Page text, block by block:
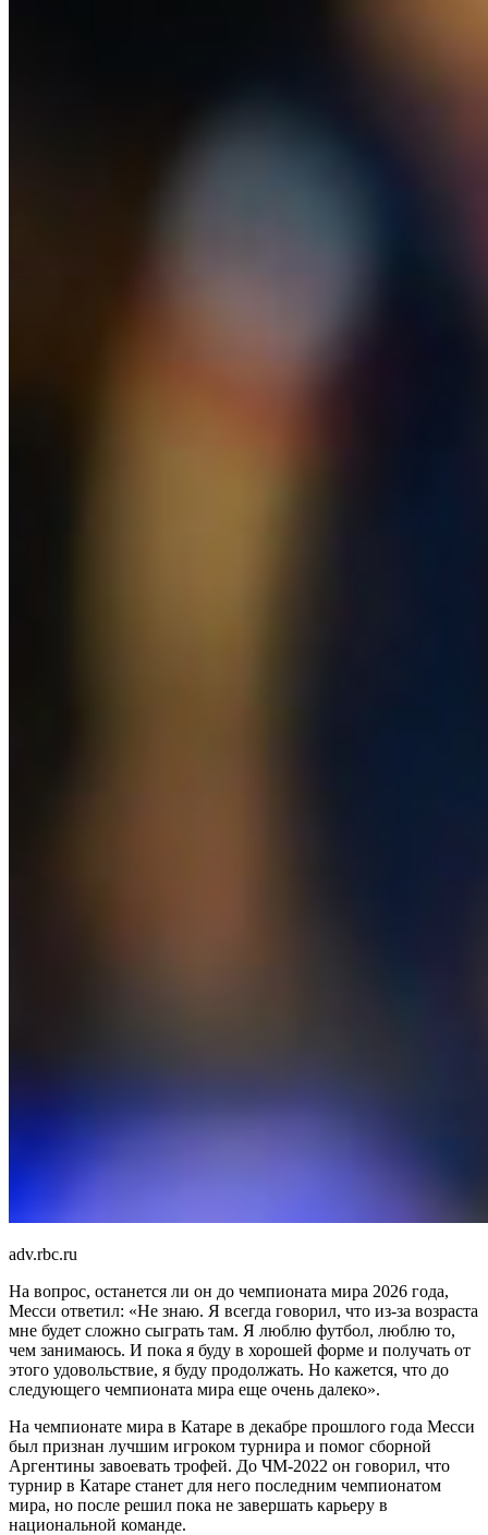
adv.rbc.ru
На вопрос, останется ли он до чемпионата мира 2026 года,
Месси ответил: «Не знаю. Я всегда говорил, что из-за возраста
мне будет сложно сыграть там. Я люблю футбол, люблю то,
чем занимаюсь. И пока я буду в хорошей форме и получать от
этого удовольствие, я буду продолжать. Но кажется, что до
следующего чемпионата мира еще очень далеко».
На чемпионате мира в Катаре в декабре прошлого года Месси
был признан лучшим игроком турнира и помог сборной
Аргентины завоевать трофей. До ЧМ-2022 он говорил, что
турнир в Катаре станет для него последним чемпионатом
мира, но после решил пока не завершать карьеру в
национальной команде.